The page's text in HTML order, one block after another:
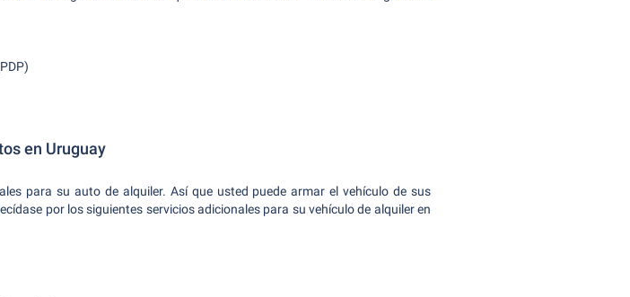
en Uruguay
para su auto de alquiler. Así que usted puede armar el vehículo de sus
por los siguientes servicios adicionales para su vehículo de alquiler en